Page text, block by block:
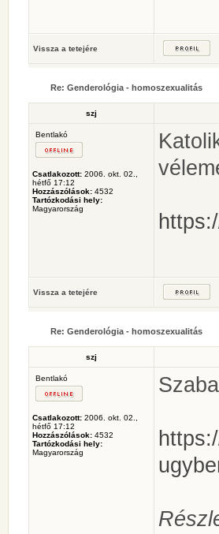
Vissza a tetejére
Re: Genderológia - homoszexualitás
szj
Bentlakó
Csatlakozott: 2006. okt. 02.,
hétfő 17:12
Hozzászólások: 4532
Tartózkodási hely:
Magyarország
Vissza a tetejére
Re: Genderológia - homoszexualitás
szj
Bentlakó
Csatlakozott: 2006. okt. 02.,
hétfő 17:12
Hozzászólások: 4532
Tartózkodási hely:
Magyarország